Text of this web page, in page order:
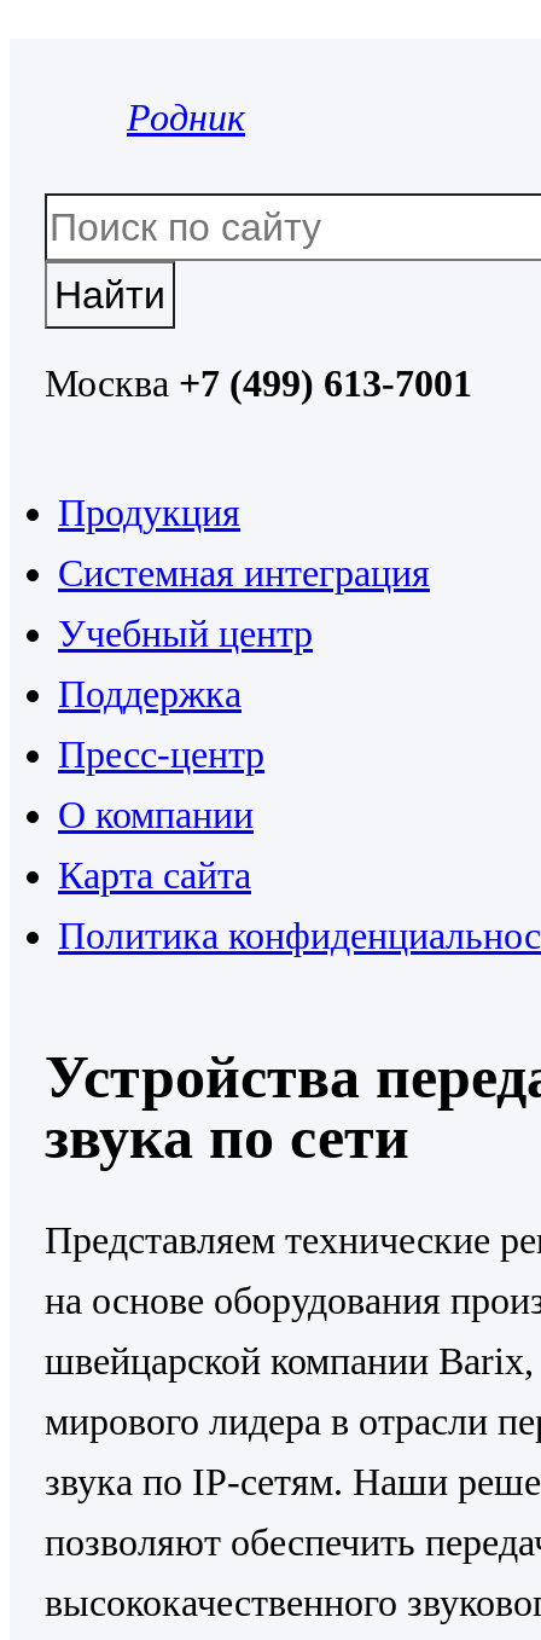
Родник
Москва +7 (499) 613-7001
Продукция
Системная интеграция
Учебный центр
Поддержка
Пресс-центр
О компании
Карта сайта
Политика
Устройства
звука по сети
Представляем технические
на основе оборудования
швейцарской компании Barix,
мирового лидера в отрасли
звука по IP-сетям. Наши
позволяют обеспечить
высококачественного